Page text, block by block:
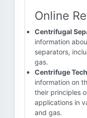
Online
Centrifugal
information
separators,
gas.
Centrifuge
information on
their principles
applications in
and gas.